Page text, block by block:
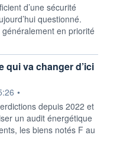
d’une sécurité
questionné.
en priorité
qui va changer d’ici
•
depuis 2022 et
un audit énergétique
les biens notés F au